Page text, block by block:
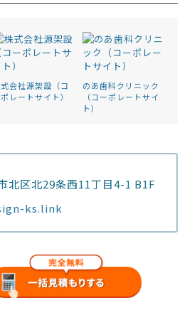
会社源架設（コ
レートサイト）
のあ歯科クリニック
（コーポレートサイ
ト）
北区北29条西11丁目4-1 B1F
ks.link